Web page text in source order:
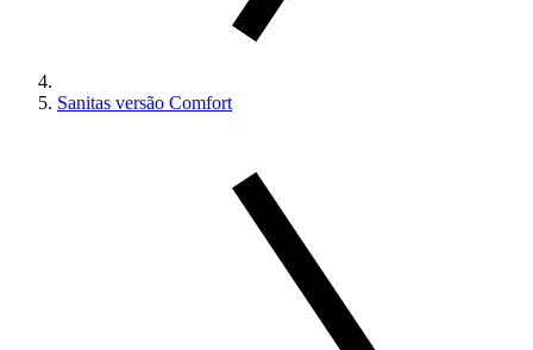
Sanitas versão Comfort